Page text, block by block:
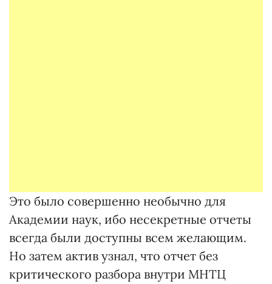
Это было совершенно необычно для
Академии наук, ибо несекретные отчеты
всегда были доступны всем желающим.
Но затем актив узнал, что отчет без
критического разбора внутри МНТЦ